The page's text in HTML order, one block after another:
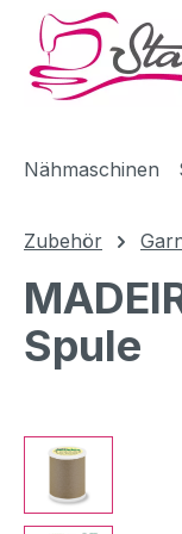
Hauptinhalt
Zur Suche springen
Zur
Nähmaschinen
Zubehör
Spule
Bildergalerie